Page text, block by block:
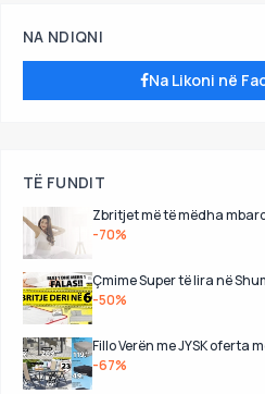
NA NDIQNI
Na Likoni në
TË FUNDIT
Zbritjet më të mëdha
-70%
Çmime Super të lira në
-50%
Fillo Verën me JYSK oferta
-67%